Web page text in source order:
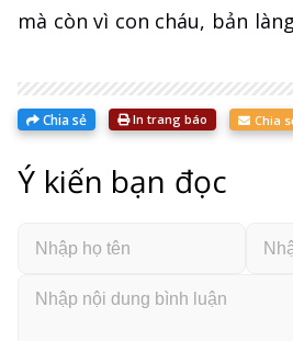
mà còn vì con cháu, bản
Chia sẻ In trang báo Chia
Ý kiến bạn đọc